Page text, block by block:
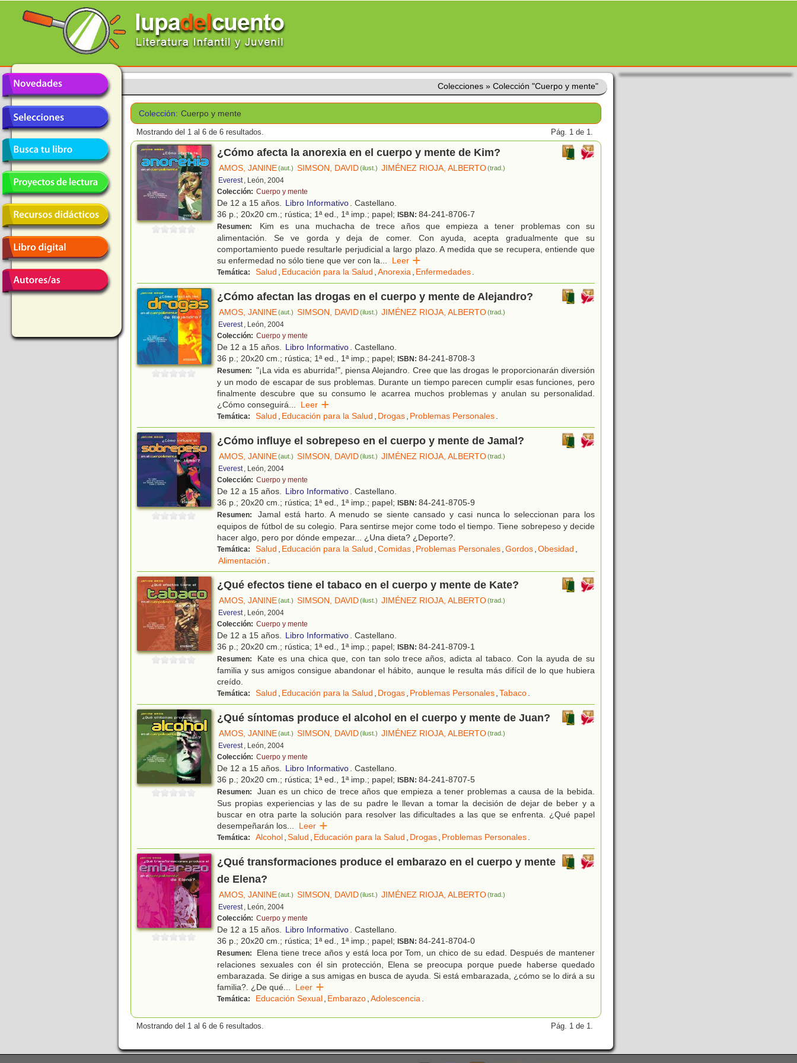
Colecciones » Colección "Cuerpo y mente"
Colección: Cuerpo y mente
Mostrando del 1 al 6 de 6 resultados. Pág. 1 de 1.
¿Cómo afecta la anorexia en el cuerpo y mente de Kim?
AMOS, JANINE(aut.) SIMSON, DAVID(ilust.) JIMÉNEZ RIOJA, ALBERTO (trad.)
Everest , León, 2004
Colección: Cuerpo y mente
De 12 a 15 años. Libro Informativo. Castellano.
36 p.; 20x20 cm.; rústica; 1ª ed., 1ª imp.; papel; ISBN: 84-241-8706-7
Resumen:
Kim es una muchacha de trece años que empieza a tener problemas con su
alimentación. Se ve gorda y deja de comer. Con ayuda, acepta gradualmente que su
comportamiento puede resultarle perjudicial a largo plazo. A medida que se recupera, entiende que
su enfermedad no sólo tiene que ver con la... Leer
Temática: Salud , Educación para la Salud ,Anorexia, Enfermedades.
¿Cómo afectan las drogas en el cuerpo y mente de Alejandro?
AMOS, JANINE(aut.) SIMSON, DAVID(ilust.) JIMÉNEZ RIOJA, ALBERTO (trad.)
Everest , León, 2004
Colección: Cuerpo y mente
De 12 a 15 años. Libro Informativo. Castellano.
36 p.; 20x20 cm.; rústica; 1ª ed., 1ª imp.; papel; ISBN: 84-241-8708-3
Resumen: "¡La vida es aburrida!", piensa Alejandro. Cree que las drogas le proporcionarán diversión
y un modo de escapar de sus problemas. Durante un tiempo parecen cumplir esas funciones, pero
finalmente descubre que su consumo le acarrea muchos problemas y anulan su personalidad.
¿Cómo conseguirá... Leer
Temática: Salud , Educación para la Salud , Drogas, Problemas Personales.
¿Cómo influye el sobrepeso en el cuerpo y mente de Jamal?
AMOS, JANINE(aut.) SIMSON, DAVID(ilust.) JIMÉNEZ RIOJA, ALBERTO (trad.)
Everest , León, 2004
Colección: Cuerpo y mente
De 12 a 15 años. Libro Informativo. Castellano.
36 p.; 20x20 cm.; rústica; 1ª ed., 1ª imp.; papel; ISBN: 84-241-8705-9
Resumen:
Jamal está harto. A menudo se siente cansado y casi nunca lo seleccionan para los
equipos de fútbol de su colegio. Para sentirse mejor come todo el tiempo. Tiene sobrepeso y decide
hacer algo, pero por dónde empezar... ¿Una dieta? ¿Deporte?.
Temática: Salud , Educación para la Salud ,Comidas, Problemas Personales,Gordos,Obesidad ,
Alimentación .
¿Qué efectos tiene el tabaco en el cuerpo y mente de Kate?
AMOS, JANINE(aut.) SIMSON, DAVID(ilust.) JIMÉNEZ RIOJA, ALBERTO (trad.)
Everest , León, 2004
Colección: Cuerpo y mente
De 12 a 15 años. Libro Informativo. Castellano.
36 p.; 20x20 cm.; rústica; 1ª ed., 1ª imp.; papel; ISBN: 84-241-8709-1
Resumen:
Kate es una chica que, con tan solo trece años, adicta al tabaco. Con la ayuda de su
familia y sus amigos consigue abandonar el hábito, aunque le resulta más difícil de lo que hubiera
creído.
Temática: Salud , Educación para la Salud , Drogas, Problemas Personales,Tabaco.
¿Qué síntomas produce el alcohol en el cuerpo y mente de Juan?
AMOS, JANINE(aut.) SIMSON, DAVID(ilust.) JIMÉNEZ RIOJA, ALBERTO (trad.)
Everest , León, 2004
Colección: Cuerpo y mente
De 12 a 15 años. Libro Informativo. Castellano.
36 p.; 20x20 cm.; rústica; 1ª ed., 1ª imp.; papel; ISBN: 84-241-8707-5
Resumen:
Juan es un chico de trece años que empieza a tener problemas a causa de la bebida.
Sus propias experiencias y las de su padre le llevan a tomar la decisión de dejar de beber y a
buscar en otra parte la solución para resolver las dificultades a las que se enfrenta. ¿Qué papel
desempeñarán los... Leer
Temática: Alcohol,Salud , Educación para la Salud , Drogas, Problemas Personales.
¿Qué transformaciones produce el embarazo en el cuerpo y mente
de Elena?
AMOS, JANINE(aut.) SIMSON, DAVID(ilust.) JIMÉNEZ RIOJA, ALBERTO (trad.)
Everest , León, 2004
Colección: Cuerpo y mente
De 12 a 15 años. Libro Informativo. Castellano.
36 p.; 20x20 cm.; rústica; 1ª ed., 1ª imp.; papel; ISBN: 84-241-8704-0
Resumen:
Elena tiene trece años y está loca por Tom, un chico de su edad. Después de mantener
relaciones sexuales con él sin protección, Elena se preocupa porque puede haberse quedado
embarazada. Se dirige a sus amigas en busca de ayuda. Si está embarazada, ¿cómo se lo dirá a su
familia?. ¿De qué... Leer
Temática: Educación Sexual, Embarazo,Adolescencia.
Mostrando del 1 al 6 de 6 resultados. Pág. 1 de 1.